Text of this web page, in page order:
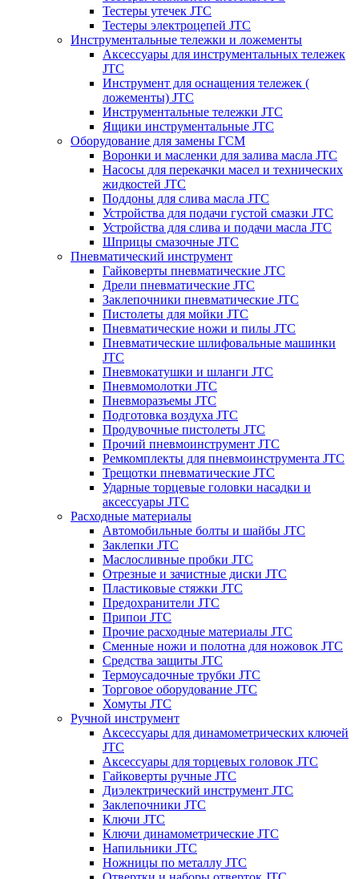
Тестеры утечек JTC
Тестеры электроцепей JTC
Инструментальные тележки и ложементы
Аксессуары для инструментальных тележек
JTC
Инструмент для оснащения тележек (
ложементы) JTC
Инструментальные тележки JTC
Ящики инструментальные JTC
Оборудование для замены ГСМ
Воронки и масленки для залива масла JTC
Насосы для перекачки масел и технических
жидкостей JTC
Поддоны для слива масла JTC
Устройства для подачи густой смазки JTC
Устройства для слива и подачи масла JTC
Шприцы смазочные JTC
Пневматический инструмент
Гайковерты пневматические JTC
Дрели пневматические JTC
Заклепочники пневматические JTC
Пистолеты для мойки JTC
Пневматические ножи и пилы JTC
Пневматические шлифовальные машинки
JTC
Пневмокатушки и шланги JTC
Пневмомолотки JTC
Пневморазъемы JTC
Подготовка воздуха JTC
Продувочные пистолеты JTC
Прочий пневмоинструмент JTC
Ремкомплекты для пневмоинструмента JTC
Трещотки пневматические JTC
Ударные торцевые головки насадки и
аксессуары JTC
Расходные материалы
Автомобильные болты и шайбы JTC
Заклепки JTC
Маслосливные пробки JTC
Отрезные и зачистные диски JTC
Пластиковые стяжки JTC
Предохранители JTC
Припои JTC
Прочие расходные материалы JTC
Сменные ножи и полотна для ножовок JTC
Средства защиты JTC
Термоусадочные трубки JTC
Торговое оборудование JTC
Хомуты JTC
Ручной инструмент
Аксессуары для динамометрических ключей
JTC
Аксессуары для торцевых головок JTC
Гайковерты ручные JTC
Диэлектрический инструмент JTC
Заклепочники JTC
Ключи JTC
Ключи динамометрические JTC
Напильники JTC
Ножницы по металлу JTC